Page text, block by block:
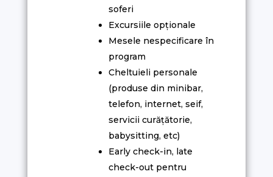
soferi
Excursiile opționale
Mesele nespecificare în
program
Cheltuieli personale
(produse din minibar,
telefon, internet, seif,
servicii curățătorie,
babysitting, etc)
Early check-in, late
check-out pentru